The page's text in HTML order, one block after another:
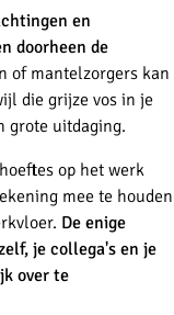
en
doorheen de
of mantelzorgers kan
die grijze vos in je
grote uitdaging.
op het werk
mee te houden
De enige
je collega's en je
over te